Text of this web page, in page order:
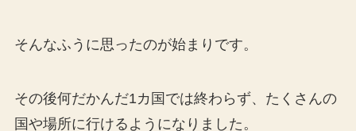
そんなふうに思ったのが始まりです。
その後何だかんだ1カ国では終わらず、たくさんの
国や場所に行けるようになりました。